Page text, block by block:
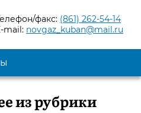
факс: (861) 262-54-14
mail: novgaz_kuban@mail.ru
из рубрики